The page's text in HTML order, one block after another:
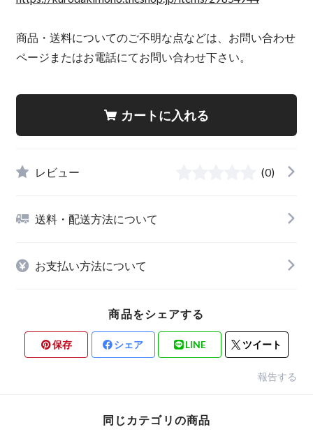
商品・送料についてのご不明な点などは、お問い合わせ
ページまたはお電話にてお問い合わせ下さい。
カートに入れる
レビュー (0)
送料・配送方法について
お支払い方法について
商品をシェアする
保存 シェア LINE ツイート
報告する
同じカテゴリの商品